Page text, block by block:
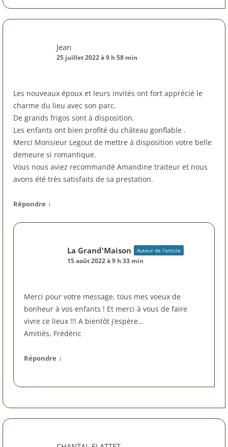
Jean
25 juillet 2022 à 9 h 58 min
Les nouveaux époux et leurs invités ont fort apprécié le
charme du lieu avec son parc.
De grands frigos sont à disposition.
Les enfants ont bien profité du château gonflable .
Merci Monsieur Legout de mettre à disposition votre belle
demeure si romantique.
Vous nous aviez recommandé Amandine traiteur et nous
avons été très satisfaits de sa prestation.
Répondre ↓
La Grand'Maison Auteur de l’article
15 août 2022 à 9 h 33 min
Merci pour votre message, tous mes voeux de
bonheur à vos enfants ! Et merci à vous de faire
vivre ce lieux !!! A bientôt j’espère…
Amitiés, Frédéric
Répondre ↓